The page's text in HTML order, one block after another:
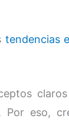
tendencias
Por eso,